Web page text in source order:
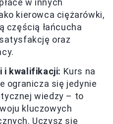
w innych
kierowca ciężarówki,
częścią łańcucha
oraz
i kwalifikacji: Kurs na
ogranicza się jedynie
wiedzy – to
kluczowych
Uczysz się